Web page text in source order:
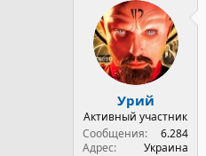
Урий
Активный участник
Сообщения
6.284
Адрес
Украина